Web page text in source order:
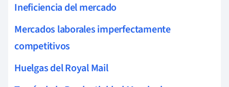
Ineficiencia del mercado
Mercados laborales imperfectamente
competitivos
Huelgas del Royal Mail